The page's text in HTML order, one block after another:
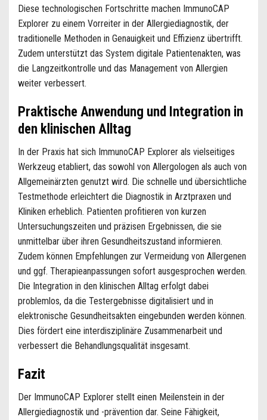
Diese technologischen Fortschritte machen ImmunoCAP
Explorer zu einem Vorreiter in der Allergiediagnostik, der
traditionelle Methoden in Genauigkeit und Effizienz übertrifft.
Zudem unterstützt das System digitale Patientenakten, was
die Langzeitkontrolle und das Management von Allergien
weiter verbessert.
Praktische Anwendung und Integration in
den klinischen Alltag
In der Praxis hat sich ImmunoCAP Explorer als vielseitiges
Werkzeug etabliert, das sowohl von Allergologen als auch von
Allgemeinärzten genutzt wird. Die schnelle und übersichtliche
Testmethode erleichtert die Diagnostik in Arztpraxen und
Kliniken erheblich. Patienten profitieren von kurzen
Untersuchungszeiten und präzisen Ergebnissen, die sie
unmittelbar über ihren Gesundheitszustand informieren.
Zudem können Empfehlungen zur Vermeidung von Allergenen
und ggf. Therapieanpassungen sofort ausgesprochen werden.
Die Integration in den klinischen Alltag erfolgt dabei
problemlos, da die Testergebnisse digitalisiert und in
elektronische Gesundheitsakten eingebunden werden können.
Dies fördert eine interdisziplinäre Zusammenarbeit und
verbessert die Behandlungsqualität insgesamt.
Fazit
Der ImmunoCAP Explorer stellt einen Meilenstein in der
Allergiediagnostik und -prävention dar. Seine Fähigkeit,